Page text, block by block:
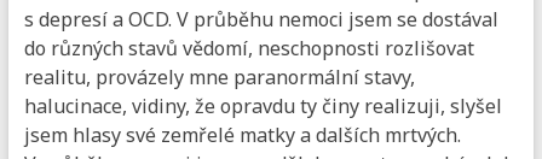
s depresí a OCD. V průběhu nemoci jsem se dostával
do různých stavů vědomí, neschopnosti rozlišovat
realitu, provázely mne paranormální stavy,
halucinace, vidiny, že opravdu ty činy realizuji, slyšel
jsem hlasy své zemřelé matky a dalších mrtvých.